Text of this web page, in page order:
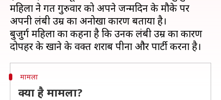
महिला ने गत गुरुवार को अपने जन्मदिन के मौके पर
अपनी लंबी उम्र का अनोखा कारण बताया है।
बुजुर्ग महिला का कहना है कि उनकी लंबी उम्र का कारण
मामला
क्या है मामला?